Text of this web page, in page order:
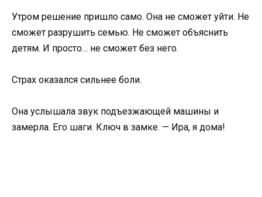
Утром решение пришло само. Она не сможет уйти. Не
сможет разрушить семью. Не сможет объяснить
детям. И просто… не сможет без него.
Страх оказался сильнее боли.
Она услышала звук подъезжающей машины и
замерла. Его шаги. Ключ в замке. — Ира, я дома!